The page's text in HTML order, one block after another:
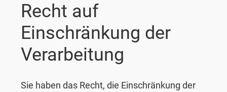
Recht auf
Einschränkung der
Verarbeitung
Sie haben das Recht, die Einschränkung der